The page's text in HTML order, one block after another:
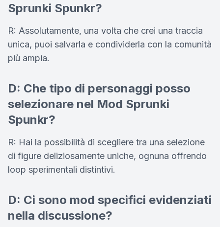
Sprunki Spunkr?
R: Assolutamente, una volta che crei una traccia
unica, puoi salvarla e condividerla con la comunità
più ampia.
D: Che tipo di personaggi posso
selezionare nel Mod Sprunki
Spunkr?
R: Hai la possibilità di scegliere tra una selezione
di figure deliziosamente uniche, ognuna offrendo
loop sperimentali distintivi.
D: Ci sono mod specifici evidenziati
nella discussione?